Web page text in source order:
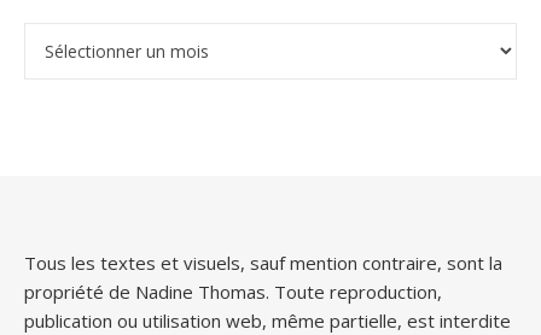
Tous les textes et visuels, sauf mention contraire, sont la
propriété de Nadine Thomas. Toute reproduction,
publication ou utilisation web, même partielle, est interdite